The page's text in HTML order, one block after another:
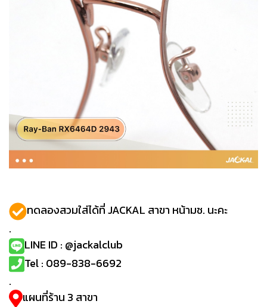
ทดลองสวมใส่ได้ที่ JACKAL สาขา หน้ามช. นะคะ
.
LINE ID : @jackalclub
Tel : 089-838-6692
.
แผนที่ร้าน 3 สาขา